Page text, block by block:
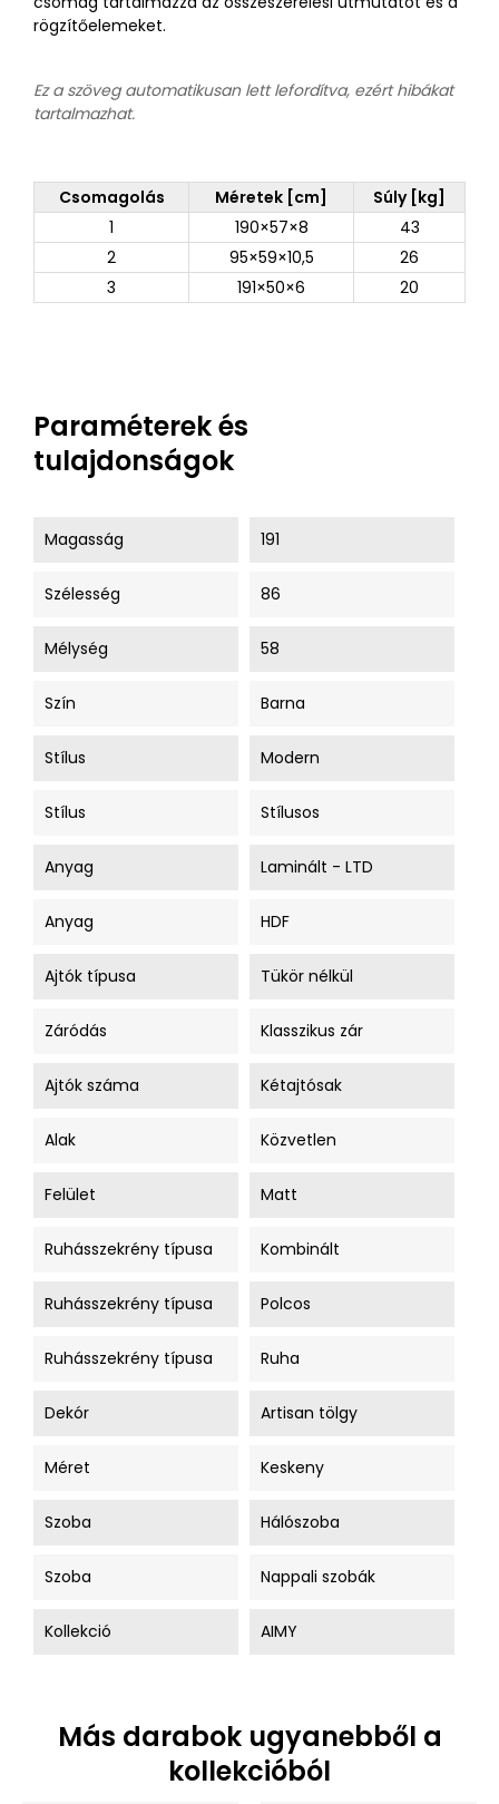
rögzítőelemeket.
Ez a szöveg automatikusan lett lefordítva, ezért hibákat
tartalmazhat.
Csomagolás Méretek [cm]
Súly [kg]
1
190×57×8
43
2
95×59×10,5
26
3
191×50×6 20
Paraméterek és
tulajdonságok
Magasság 191
Szélesség 86
Mélység 58
Szín Barna
Stílus Modern
Stílus Stílusos
Anyag Laminált - LTD
Anyag HDF
Ajtók típusa Tükör nélkül
Záródás Klasszikus zár
Ajtók száma Kétajtósak
Alak Közvetlen
Felület Matt
Ruhásszekrény típusa Kombinált
Ruhásszekrény típusa Polcos
Ruhásszekrény típusa Ruha
Dekór Artisan tölgy
Méret Keskeny
Szoba Hálószoba
Szoba Nappali szobák
Kollekció AIMY
Más darabok ugyanebből a
kollekcióból